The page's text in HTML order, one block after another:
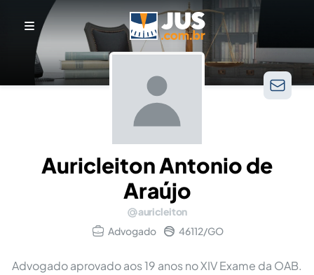
Auricleiton Antonio de
Araújo
auricleiton
Advogado
46112/GO
Advogado aprovado aos 19 anos no XIV Exame da OAB.